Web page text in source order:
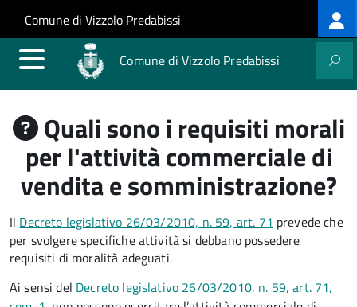
Salta al contenuto principale
Skip to site navigation
Comune di Vizzolo Predabissi
Comune di Vizzolo Predabissi
Quali sono i requisiti morali
per l'attività commerciale di
vendita e somministrazione?
Il Decreto legislativo 26/03/2010, n. 59, art. 71 prevede che
per svolgere specifiche attività si debbano possedere
requisiti di moralità adeguati.
Ai sensi del Decreto legislativo 26/03/2010, n. 59, art. 71,